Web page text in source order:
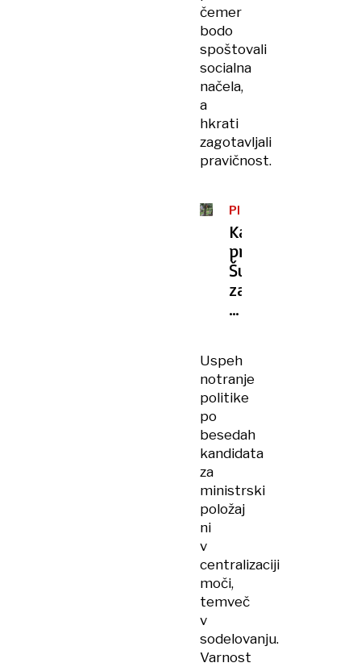
čemer
bodo
spoštovali
socialna
načela,
a
hkrati
zagotavljali
pravičnost.
PROTI
SPREJETJU
Kazenski
pravniki:
Šutarjev
zakon
nepremišljen
sporen
Uspeh
notranje
politike
po
besedah
kandidata
za
ministrski
položaj
ni
v
centralizaciji
moči,
temveč
v
sodelovanju.
Varnost